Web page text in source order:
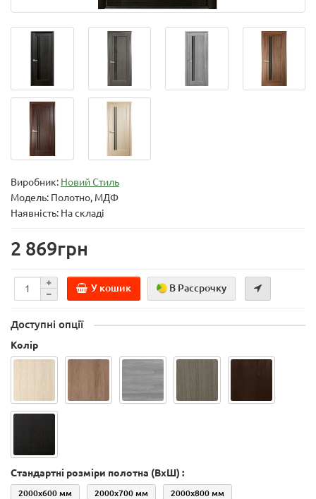
Виробник: Новий Стиль
Модель: Полотно, МДФ
Наявність: На складі
2 869грн
У кошик В Рассрочку
Доступні опції
Колір
Стандартні розміри полотна (ВхШ) :
2000х600 мм 2000х700 мм 2000х800 мм